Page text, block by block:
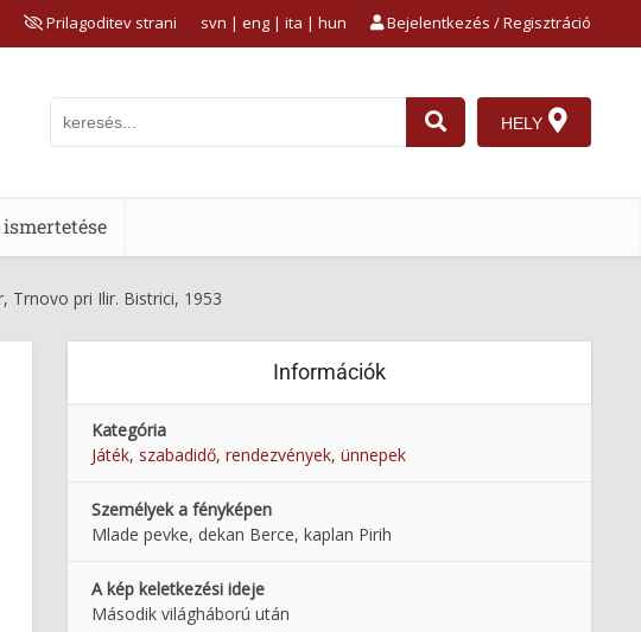
Prilagoditev strani Bejelentkezés / Regisztráció
svn | eng | ita | hun
HELY
Trnovo pri Ilir. Bistrici, 1953
Információk
Kategória
Játék, szabadidő, rendezvények, ünnepek
Személyek a fényképen
Mlade pevke, dekan Berce, kaplan Pirih
A kép keletkezési ideje
Második világháború után